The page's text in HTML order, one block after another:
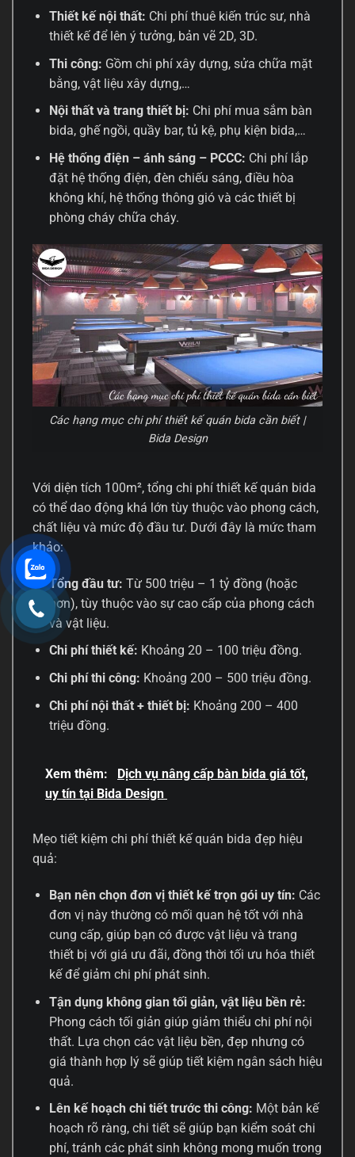
Thiết kế nội thất: Chi phí thuê kiến trúc sư, nhà
thiết kế để lên ý tưởng, bản vẽ 2D, 3D.
Thi công: Gồm chi phí xây dựng, sửa chữa mặt
bằng, vật liệu xây dựng,…
Nội thất và trang thiết bị: Chi phí mua sắm bàn
bida, ghế ngồi, quầy bar, tủ kệ, phụ kiện bida,…
Hệ thống điện – ánh sáng – PCCC: Chi phí lắp
đặt hệ thống điện, đèn chiếu sáng, điều hòa
không khí, hệ thống thông gió và các thiết bị
phòng cháy chữa cháy.
Các hạng mục chi phí thiết kế quán bida cần biết |
Bida Design
Với diện tích 100m², tổng chi phí thiết kế quán bida
có thể dao động khá lớn tùy thuộc vào phong cách,
chất liệu và mức độ đầu tư. Dưới đây là mức tham
khảo:
Tổng đầu tư: Từ 500 triệu – 1 tỷ đồng (hoặc
hơn), tùy thuộc vào sự cao cấp của phong cách
và vật liệu.
Chi phí thiết kế: Khoảng 20 – 100 triệu đồng.
Chi phí thi công: Khoảng 200 – 500 triệu đồng.
Chi phí nội thất + thiết bị: Khoảng 200 – 400
triệu đồng.
Xem thêm:
Dịch vụ nâng cấp bàn bida giá tốt,
uy tín tại Bida Design
Mẹo tiết kiệm chi phí thiết kế quán bida đẹp hiệu
quả:
Bạn nên chọn đơn vị thiết kế trọn gói uy tín: Các
đơn vị này thường có mối quan hệ tốt với nhà
cung cấp, giúp bạn có được vật liệu và trang
thiết bị với giá ưu đãi, đồng thời tối ưu hóa thiết
kế để giảm chi phí phát sinh.
Tận dụng không gian tối giản, vật liệu bền rẻ:
Phong cách tối giản giúp giảm thiểu chi phí nội
thất. Lựa chọn các vật liệu bền, đẹp nhưng có
giá thành hợp lý sẽ giúp tiết kiệm ngân sách hiệu
quả.
Lên kế hoạch chi tiết trước thi công: Một bản kế
hoạch rõ ràng, chi tiết sẽ giúp bạn kiểm soát chi
phí, tránh các phát sinh không mong muốn trong